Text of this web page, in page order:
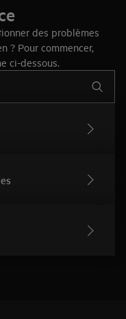
des problèmes
? Pour commencer,
ci-dessous.